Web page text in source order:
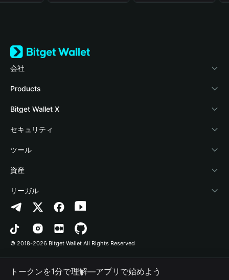
会社
Bitget Walletについて
ブログ
アカデミー
暗号資産ニュース
Help Center
お問い合わせ
ブランドリソース
キャリア
Products
Crypto Card
Stablecoin Earn
Payfi Crypto
Crypto Swap API
Altcoin Season Index
Prediction Markets
DApp
RWA
Bitget Wallet X
デベロッパー
ウォレットを接続
Bitget Wallet Pay
プロジェクトを掲載
セキュリティ
保護基金
セキュリティ技術
ツール
暗号資産を購入
認証検出
コントラクト検出
一括送金
資産
Arbitrum
Avalanche
Bitcoin
Polygon
リーガル
プライバシーポリシー
利用規約
© 2018-2026 Bitget Wallet All Rights Reserved
トークンを1分で理解―アプリで始めよう